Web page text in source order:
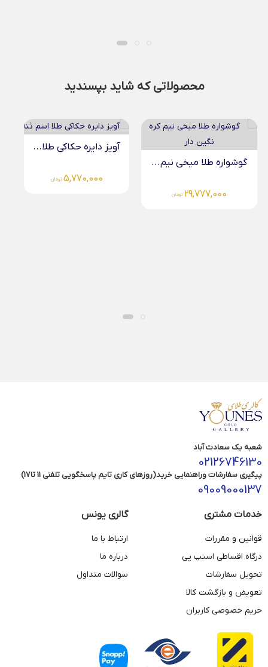
محصولاتی که شاید بپسندید
گوشواره طلا میخی نیم...
29,777,000 تومان
آویز دایره حکاکی طلا...
5,770,000 تومان
شعبه یک سعادت آباد
02126746130
پیگیری سفارشات وراهنمایی خرید(روزهای کاری تایم پاسخگویی تلفنی 11 تا17)
09009000137
خدمات مشتری
قوانین و مقررات
درگاه اقساطی اسنپ پی
تحویل سفارشات
تعویض و بازگشت کالا
حریم خصوصی کاربران
گالری یونس
ارتباط با ما
درباره ما
سوالات متداول